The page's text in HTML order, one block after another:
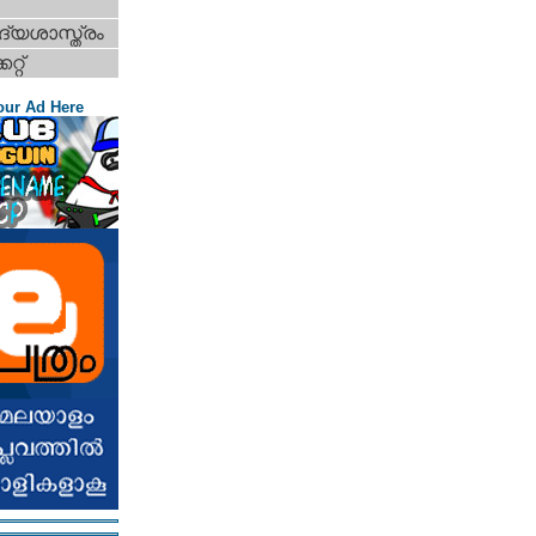
Ad Here